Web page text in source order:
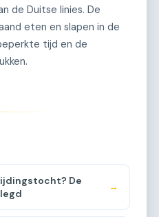
de Duitse linies. De
eten en slapen in de
tijd en de
De
→